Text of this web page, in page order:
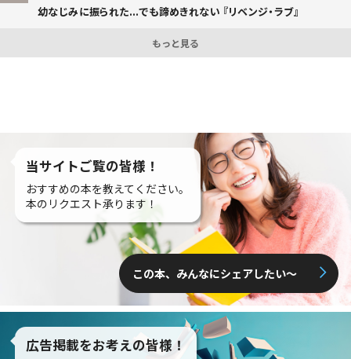
幼なじみに振られた...でも諦めきれない 『リベンジ・ラブ』
もっと見る
当サイトご覧の皆様！
おすすめの本を教えてください。
本のリクエスト承ります！
この本、みんなにシェアしたい〜
広告掲載をお考えの皆様！